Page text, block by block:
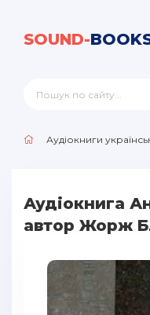
SOUND-
Аудіокниги
Аудіокнига
автор Жорж